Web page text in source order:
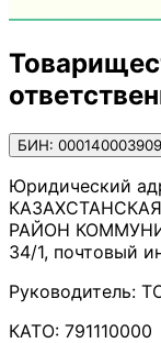
БИН: 000140003909
Юридический
РАЙОН
34/1, почтовый
Руководитель:
КАТО: 791110000